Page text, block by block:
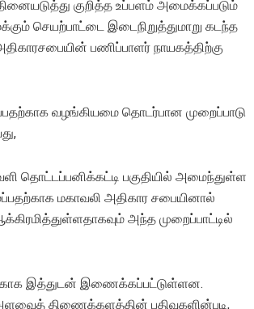
குறித்த உப்பளம் அமைக்கப்படும்
செயற்பாட்டை இடைநிறுத்துமாறு கடந்த
பணிப்பாளர் நாயகத்திற்கு
வழங்கியமை தொடர்பான முறைப்பாடு
தொட்டப்பனிக்கட்டி பகுதியில் அமைந்துள்ள
மகாவலி அதிகார சபையினால்
அந்த முறைப்பாட்டில்
இத்துடன் இணைக்கப்பட்டுள்ளன.
திணைக்களத்தின் பதிவுகளின்படி,